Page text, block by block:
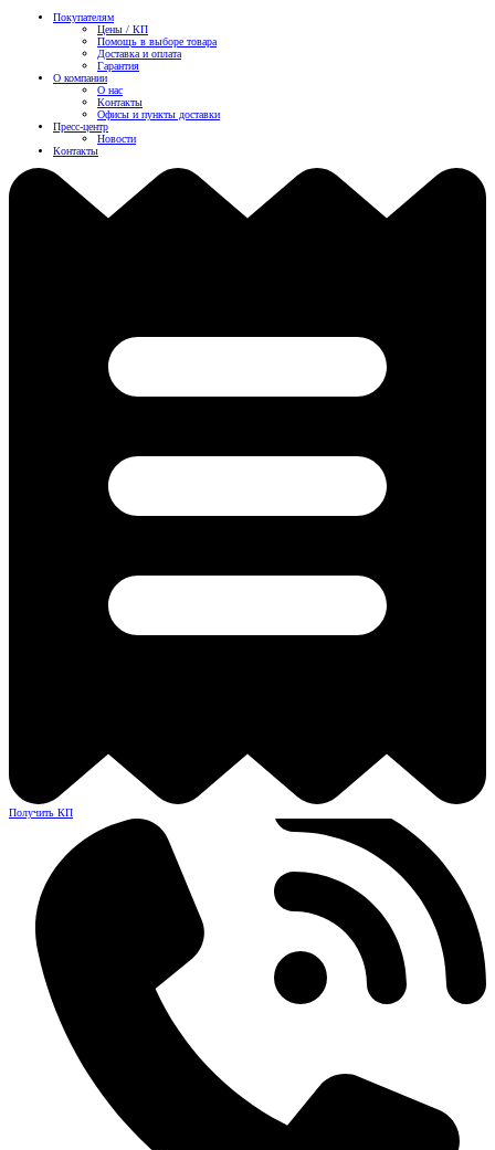
Покупателям
Цены / КП
Помощь в выборе товара
Доставка и оплата
Гарантия
О компании
О нас
Контакты
Офисы и пункты доставки
Пресс-центр
Новости
Контакты
Получить КП